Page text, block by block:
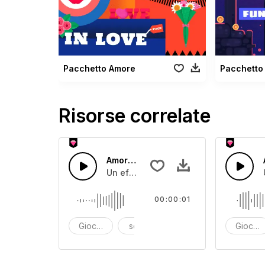
Pacchetto Amore
Risorse correlate
Amore47
Un effetto sonoro di scatola
Giocattolo scatola dei giocattolieffetto sonoro
00:00:01